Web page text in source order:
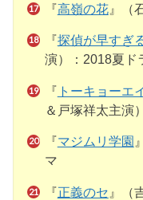
『高嶺の花』（
『 探偵が早すぎ
演）：2018夏ド
『 トーキョーエ
＆戸塚祥太主演
『マジムリ学園
マ
『正義のセ 』（